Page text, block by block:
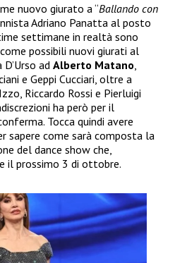
nuovo giurato a “Ballando con
Adriano Panatta al posto
settimane in realtà sono
possibili nuovi giurati al
ad Alberto Matano
e Geppi Cucciari, oltre a
Riccardo Rossi e Pierluigi
ha però per il
Tocca quindi avere
sapere come sarà composta la
del dance show che,
il prossimo 3 di ottobre.